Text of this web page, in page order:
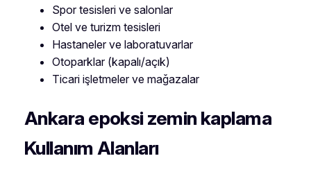
Spor tesisleri ve salonlar
Otel ve turizm tesisleri
Hastaneler ve laboratuvarlar
Otoparklar (kapalı/açık)
Ticari işletmeler ve mağazalar
Ankara epoksi zemin kaplama
Kullanım Alanları